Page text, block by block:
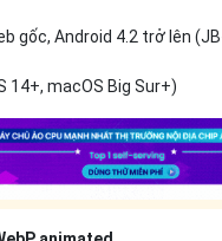
gốc, Android 4.2 trở lên
14+, macOS Big Sur+)